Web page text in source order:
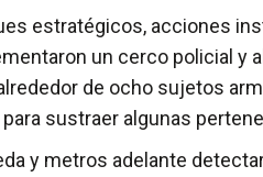
estratégicos, acciones
un cerco policial y
de ocho sujetos
sustraer algunas
y metros adelante